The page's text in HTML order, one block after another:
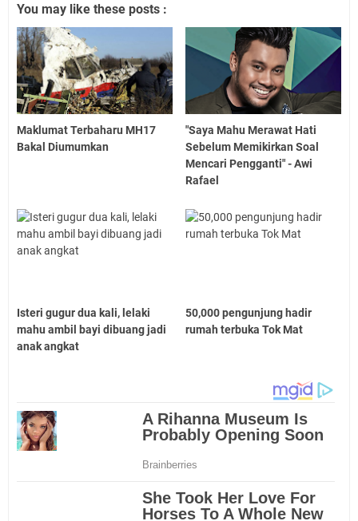
You may like these posts :
Maklumat Terbaharu MH17
Bakal Diumumkan
"Saya Mahu Merawat Hati
Sebelum Memikirkan Soal
Mencari Pengganti" - Awi
Rafael
Isteri gugur dua kali, lelaki
mahu ambil bayi dibuang jadi
anak angkat
50,000 pengunjung hadir
rumah terbuka Tok Mat